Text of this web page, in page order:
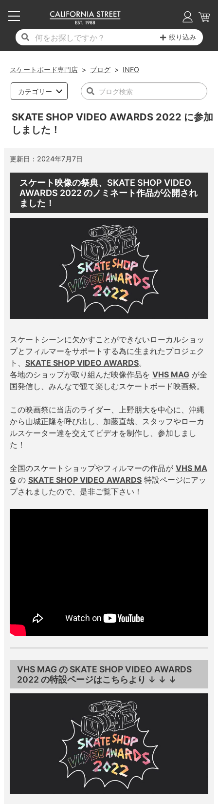
絞り込み
スケートボード専門店 > ブログ > INFO
カテゴリー
SKATE SHOP VIDEO AWARDS 2022 に参加
しました！
更新日： 2024年7月7日
スケート映像の祭典、SKATE SHOP VIDEO
AWARDS 2022 のノミネート作品が公開され
ました！
スケートシーンに欠かすことができないローカルショッ
プとフィルマーをサポートする為に生まれたプロジェク
ト、 SKATE SHOP VIDEO AWARDS。
各地のショップが取り組んだ映像作品を VHS MAG が全
国発信し、みんなで観て楽しむスケートボード映画祭。
この映画祭に当店のライダー、上野朋大を中心に、沖縄
から山城正隆を呼び出し、加藤直哉、スタッフやローカ
ルスケーター達を交えてビデオを制作し、参加しまし
た！
全国のスケートショップやフィルマーの作品が VHS MA
G の SKATE SHOP VIDEO AWARDS 特設ページにアッ
プされましたので、是非ご覧下さい！
VHS MAG の SKATE SHOP VIDEO AWARDS
2022 の特設ページはこちらより ↓ ↓ ↓
17時までのご注文は当日発送！
11,000円以上で送料無料！
コンプリートセット（完成品）
17時までのご注文は当日発送！
11,000円以上で送料無料！
デッキ新着一覧
デッキブランド一覧（全てのデッキ）
サイズからデッキを選ぶ
子供用デッキ
7.2inch
7.3inch
7.5inch
7.6inch
7.7inch
7.8inch
8.3inch
8.4inch
8.5inch
8.6inch
8.7inch
8.9inch
9.0inch以上
トラック
17時までのご注文は当日発送！
11,000円以上で送料無料！
トラック新着一覧
トラックブランド一覧（全てのトラック）
適合デッキサイズから選ぶ
7.0inch以下
7.3inch
7.5inch
7.6inch
7.7inch
7.8inch
7.9inch
8.4inch
8.5inch
8.6inch
8.7inch
8.8inch
9.0inch以上
ウィール
17時までのご注文は当日発送！
11,000円以上で送料無料！
ウィール新着一覧
ウィールブランド一覧（全てのウィール）
ウィールをサイズから選ぶ
50mm
52mm
53mm
54mm
55mm
56mm
57mm
63mm
64mm
65mm
70mm
72mm
110mm
スピットファイヤー F4（フォーミュラフォ
ー）
ボーンズ XF（エックスフォーミュラ）
パウエルペラルタ DF（ドラゴンフォーミュ
ソフトウィール（クルーザー）
ベアリング
デッキテープ
パーツ・その他
足回りセット（トラック・ウィールセット）
ヘルメット・パッド
練習用アイテム（初心者におすすめ）
スケートケース・バッグ
メディア（雑誌・DVD・CD）
17時までのご注文は当日発送！
11,000円以上で送料無料！
シューズ新着一覧
シューズブランド一覧
シューズをサイズから選ぶ
20cm
22cm
22.5cm
23cm
23.5cm
24cm
24.5cm
27cm
27.5cm
28cm
28.5cm
29cm
30cm
サンダル
インソール
シューレース・その他
17時までのご注文は当日発送！
11,000円以上で送料無料！
Tシャツ
ジャケット
パーカー
トレーナー・セーター
パンツ
長袖ボタンシャツ
7分袖シャツ・ラグラン
キャップ
ソックス
アンダーウエア
サイズの測り方
17時までのご注文は当日発送！
11,000円以上で送料無料！
最新ブログ一覧
カテゴリー
17時までのご注文は当日発送！
11,000円以上で送料無料！
初心者の方へ
商品情報
徹底解析
スタッフおすすめアイテム
ブランド紹介
INFO
17時までのご注文は当日発送！
11,000円以上で送料無料！
店舗情報
ショップライダー紹介
スタッフ紹介
カリフォルニアストリートの歴史
求人情報
プライバシーポリシー
特定商取引法に基づく表記